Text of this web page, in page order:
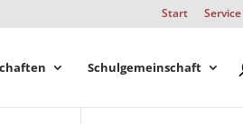
Start Service
Schulgemeinschaft